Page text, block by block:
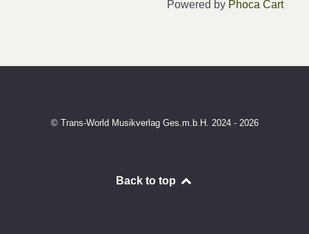
Powered by Phoca Cart
© Trans-World Musikverlag Ges.m.b.H. 2024 - 2026
Back to top